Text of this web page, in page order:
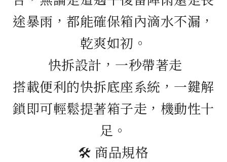
途暴雨，都能確保箱內滴水不漏，
乾爽如初。
快拆設計，一秒帶著走
搭載便利的快拆底座系統，一鍵解
鎖即可輕鬆提著箱子走，機動性十
足。
🛠️ 商品規格